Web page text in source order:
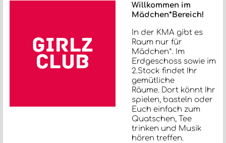
Willkommen im
Mädchen*Bereich!
In der KMA gibt es
Raum nur für
Mädchen*. Im
Erdgeschoss sowie im
2.Stock findet Ihr
gemütliche
Räume. Dort könnt Ihr
spielen, basteln oder
Euch einfach zum
Quatschen, Tee
trinken und Musik
hören treffen.